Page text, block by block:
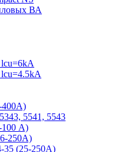
ВА
400А)
5541, 5543
100 А)
250А)
35 (25-250А)